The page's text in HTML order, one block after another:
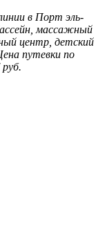
в Порт эль-
массажный
центр, детский
путевки по